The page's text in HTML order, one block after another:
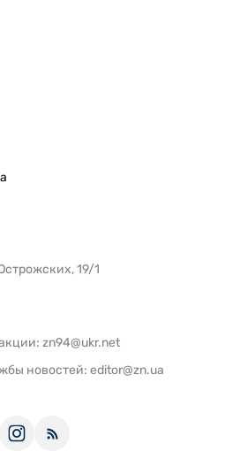
19/1
zn94@ukr.net
новостей: editor@zn.ua